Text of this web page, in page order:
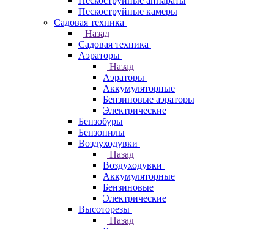
Пескоструйные камеры
Садовая техника
Назад
Садовая техника
Аэраторы
Назад
Аэраторы
Аккумуляторные
Бензиновые аэраторы
Электрические
Бензобуры
Бензопилы
Воздуходувки
Назад
Воздуходувки
Аккумуляторные
Бензиновые
Электрические
Высоторезы
Назад